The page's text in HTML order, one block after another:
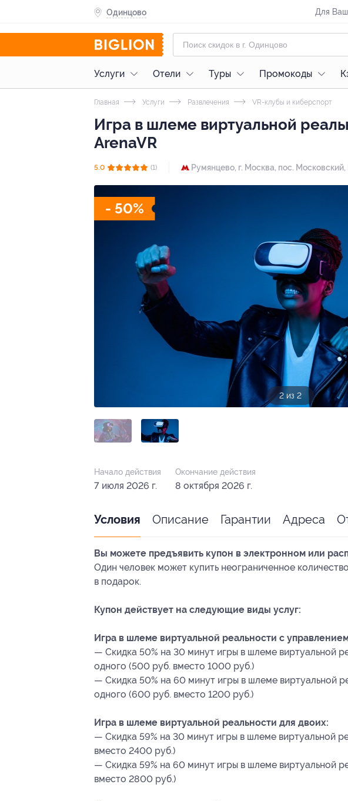
Одинцово Для
Услуги Отели Туры Промокоды
Главная Услуги Развлечения VR-клубы и киберспорт
Игра в шлеме виртуальной
ArenaVR
5.0 (1) Румянцево, г. Москва, пос.
- 50%
1 из 2
Начало действия
7 июля 2026 г.
Окончание действия
8 октября 2026 г.
Условия Описание Гарантии Адреса
Вы можете предъявить купон в электронном или
Один человек может купить неограниченное
в подарок.
Купон действует на следующие виды услуг:
Игра в шлеме виртуальной реальности с
— Скидка 50% на 30 минут игры в шлеме виртуальной
одного (500 руб. вместо 1000 руб.)
— Скидка 50% на 60 минут игры в шлеме виртуальной
одного (600 руб. вместо 1200 руб.)
Игра в шлеме виртуальной реальности для двоих:
— Скидка 59% на 30 минут игры в шлеме виртуальной
вместо 2400 руб.)
— Скидка 59% на 60 минут игры в шлеме виртуальной
вместо 2800 руб.)